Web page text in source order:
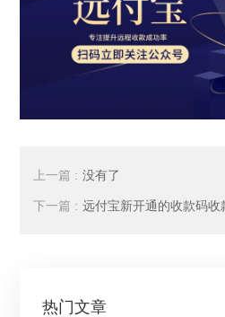
上一篇 : 没有了
下一篇 : 远付宝新开通的收款码收
热门文章